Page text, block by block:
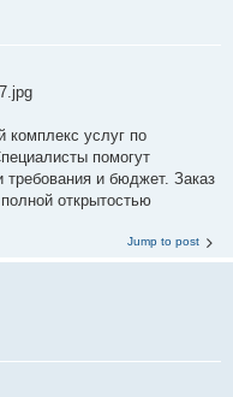
комплекс услуг по
помогут
и бюджет. Заказ
открытостью
Jump to post